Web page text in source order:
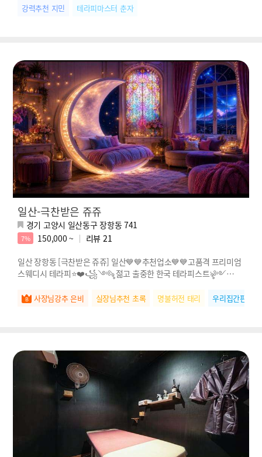
강력추천 지민 테라피마스터 춘자
일산-극찬받은 쥬쥬
경기 고양시 일산동구 장항동 741
7% 150,000 ~ 리뷰 21
일산 장항동 [극찬받은 쥬쥬] 일산💙💙추천업소💙💙고품격 프리미엄
스웨디시 테라피⭐❤️꧁༺ৡ 젊고 출중한 한국 테라피스트ৡ༻꧂
사장님강추 은비 실장님추천 초록 명불허전 태리 우리집간판 연지